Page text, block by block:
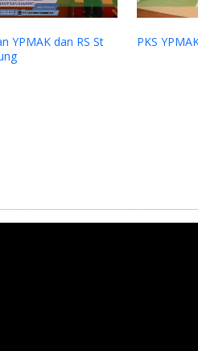
YPMAK dan RS St
PKS